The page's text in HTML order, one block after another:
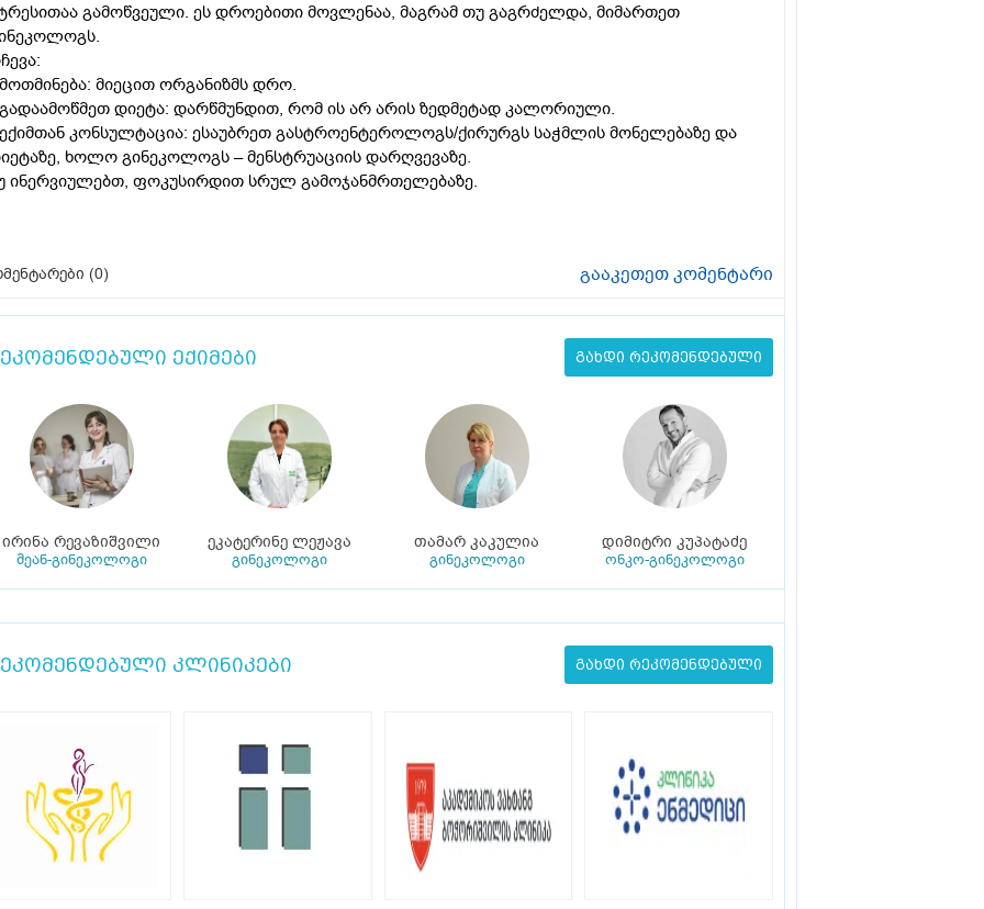
გამოწვეული. ეს დროებითი მოვლენაა, მაგრამ თუ გაგრძელდა, მიმართეთ
მიეცით ორგანიზმს დრო.
დიეტა: დარწმუნდით, რომ ის არ არის ზედმეტად კალორიული.
კონსულტაცია: ესაუბრეთ გასტროენტეროლოგს/ქირურგს საჭმლის მონელებაზე და
ხოლო გინეკოლოგს – მენსტრუაციის დარღვევაზე.
ინერვიულებთ, ფოკუსირდით სრულ გამოჯანმრთელებაზე.
(0) გააკეთეთ კომენტარი
ექიმები გახდი რეკომენდებული
ირინა რევაზიშვილი
მეან-გინეკოლოგი
ეკატერინე ლეჟავა
გინეკოლოგი
თამარ კაკულია
გინეკოლოგი
დიმიტრი კუპატაძე
ონკო-გინეკოლოგი
კლინიკები გახდი რეკომენდებული